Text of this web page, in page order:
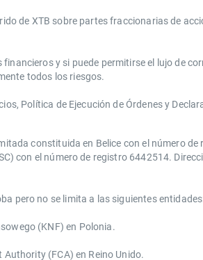
de XTB sobre partes fraccionarias de
y si puede permitirse el lujo de
todos los riesgos.
Política de Ejecución de Órdenes y
constituida en Belice con el número
con el número de registro 6442514.
pero no se limita a las siguientes
(KNF) ​en Polonia.
​(FCA) en ​​Reino Unido.